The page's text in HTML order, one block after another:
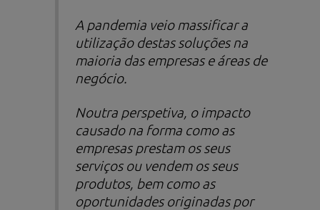
A pandemia veio massificar a
utilização destas soluções na
maioria das empresas e áreas de
negócio.
Noutra perspetiva, o impacto
causado na forma como as
empresas prestam os seus
serviços ou vendem os seus
produtos, bem como as
oportunidades originadas por